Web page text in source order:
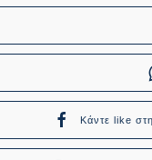
Κάντε like